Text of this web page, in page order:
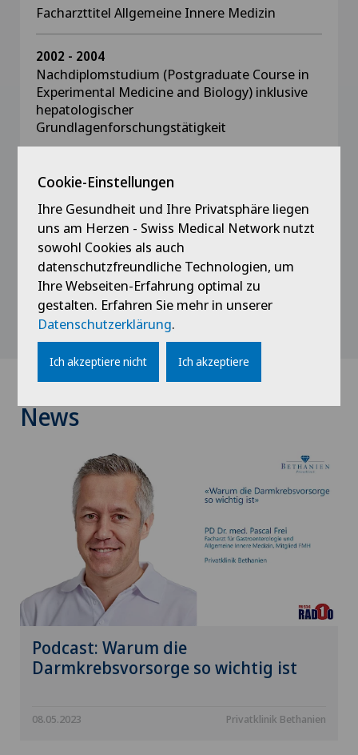
Facharzttitel Allgemeine Innere Medizin
2002 - 2004
Nachdiplomstudium (Postgraduate Course in
Experimental Medicine and Biology) inklusive
hepatologischer
Grundlagenforschungstätigkeit
Promotion zum Doktor der Medizin, Universität
Zürich
1995 - 2001
Medizinstudium, Universität Zürich
News
Podcast: Warum die
Darmkrebsvorsorge so wichtig ist
08.05.2023 Privatklinik Bethanien
Cookie-Einstellungen
Ihre Gesundheit und Ihre Privatsphäre liegen
uns am Herzen - Swiss Medical Network nutzt
sowohl Cookies als auch
datenschutzfreundliche Technologien, um
Ihre Webseiten-Erfahrung optimal zu
gestalten. Erfahren Sie mehr in unserer
Datenschutzerklärung.
Ich akzeptiere nicht Ich akzeptiere